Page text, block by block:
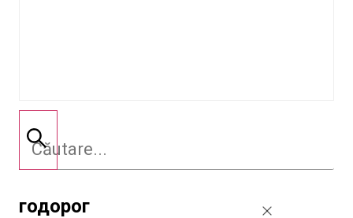
годорог